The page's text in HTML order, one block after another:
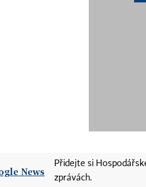
Přidejte si
zprávách.